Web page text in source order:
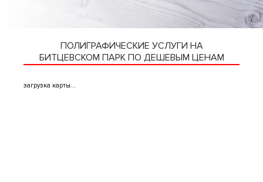
ПОЛИГРАФИЧЕСКИЕ УСЛУГИ НА
БИТЦЕВСКОМ ПАРК ПО ДЕШЕВЫМ ЦЕНАМ
загрузка карты...